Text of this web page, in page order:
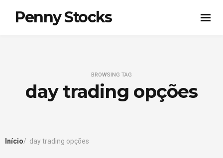
Penny Stocks
BROWSING TAG
day trading opções
Início day trading opções